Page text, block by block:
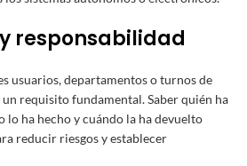
responsabilidad
usuarios, departamentos o turnos de
requisito fundamental. Saber quién ha
lo ha hecho y cuándo la ha devuelto
reducir riesgos y establecer